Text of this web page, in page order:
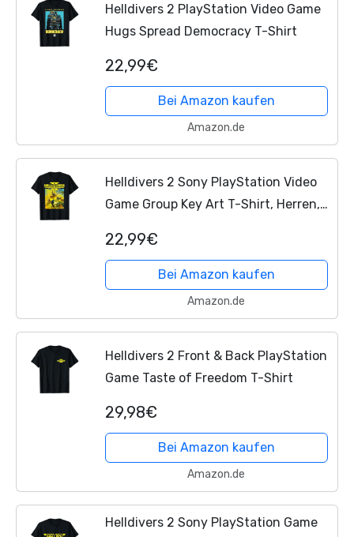
Helldivers 2 PlayStation Video Game
Hugs Spread Democracy T-Shirt
22,99€
Bei Amazon kaufen
Amazon.de
Helldivers 2 Sony PlayStation Video
Game Group Key Art T-Shirt, Herren,
22,99€
Bei Amazon kaufen
Amazon.de
Helldivers 2 Front & Back PlayStation
Game Taste of Freedom T-Shirt
29,98€
Bei Amazon kaufen
Amazon.de
Helldivers 2 Sony PlayStation Game